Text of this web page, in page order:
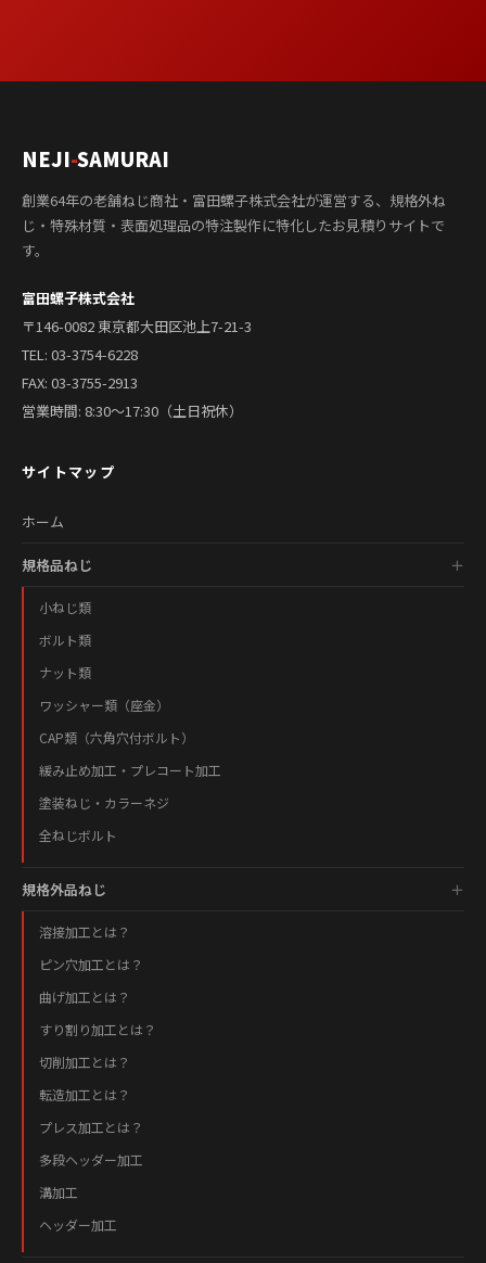
NEJI-SAMURAI
創業64年の老舗ねじ商社・富田螺子株式会社が運営する、規格外ね
じ・特殊材質・表面処理品の特注製作に特化したお見積りサイトで
す。
富田螺子株式会社
〒146-0082 東京都大田区池上7-21-3
TEL: 03-3754-6228
FAX: 03-3755-2913
営業時間: 8:30〜17:30（土日祝休）
サイトマップ
ホーム
規格品ねじ
小ねじ類
ボルト類
ナット類
ワッシャー類（座金）
CAP類（六角穴付ボルト）
緩み止め加工・プレコート加工
塗装ねじ・カラーネジ
全ねじボルト
規格外品ねじ
溶接加工とは？
ピン穴加工とは？
曲げ加工とは？
すり割り加工とは？
切削加工とは？
転造加工とは？
プレス加工とは？
多段ヘッダー加工
溝加工
ヘッダー加工